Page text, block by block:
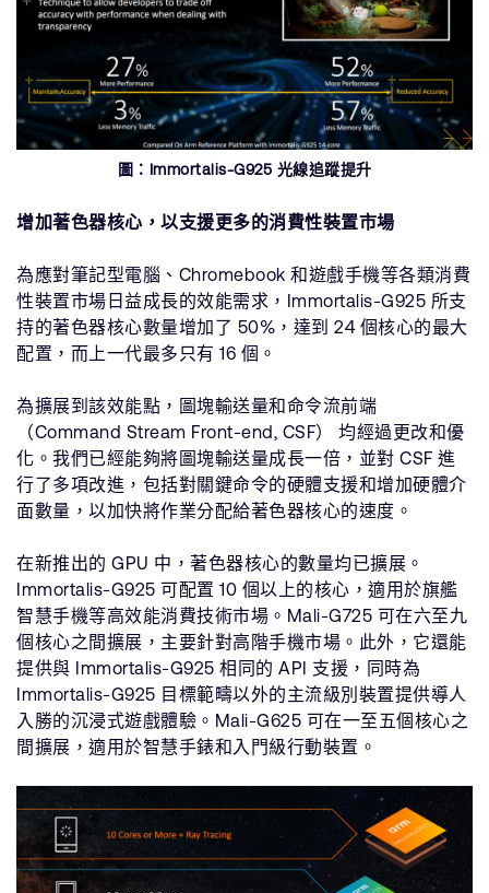
圖：Immortalis-G925 光線追蹤提升
增加著色器核心，以支援更多的消費性裝置市場
為應對筆記型電腦、Chromebook 和遊戲手機等各類消費
性裝置市場日益成長的效能需求，Immortalis-G925 所支
持的著色器核心數量增加了 50%，達到 24 個核心的最大
配置，而上一代最多只有 16 個。
為擴展到該效能點，圖塊輸送量和命令流前端
（Command Stream Front-end, CSF） 均經過更改和優
化。我們已經能夠將圖塊輸送量成長一倍，並對 CSF 進
行了多項改進，包括對關鍵命令的硬體支援和增加硬體介
面數量，以加快將作業分配給著色器核心的速度。
在新推出的 GPU 中，著色器核心的數量均已擴展。
Immortalis-G925 可配置 10 個以上的核心，適用於旗艦
智慧手機等高效能消費技術市場。Mali-G725 可在六至九
個核心之間擴展，主要針對高階手機市場。此外，它還能
提供與 Immortalis-G925 相同的 API 支援，同時為
Immortalis-G925 目標範疇以外的主流級別裝置提供導人
入勝的沉浸式遊戲體驗。Mali-G625 可在一至五個核心之
間擴展，適用於智慧手錶和入門級行動裝置。